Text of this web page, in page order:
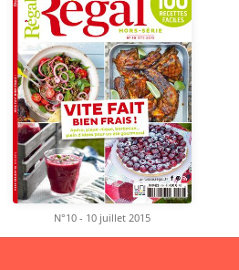
N°10 - 10 juillet 2015